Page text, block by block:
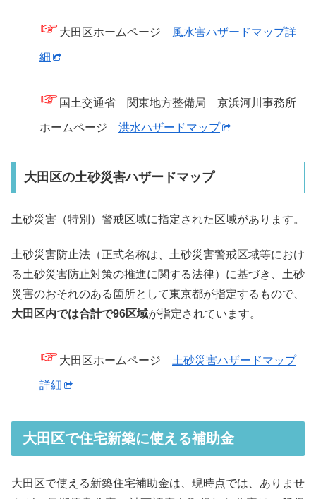
☞ 大田区ホームページ 風水害ハザードマップ詳
細
☞ 国土交通省 関東地方整備局 京浜河川事務所
ホームページ 洪水ハザードマップ
大田区の土砂災害ハザードマップ
土砂災害（特別）警戒区域に指定された区域があります。
土砂災害防止法（正式名称は、土砂災害警戒区域等におけ
る土砂災害防止対策の推進に関する法律）に基づき、土砂
災害のおそれのある箇所として東京都が指定するもので、
大田区内では合計で96区域が指定されています。
☞ 大田区ホームページ 土砂災害ハザードマップ
詳細
大田区で住宅新築に使える補助金
大田区で使える新築住宅補助金は、現時点では、ありませ